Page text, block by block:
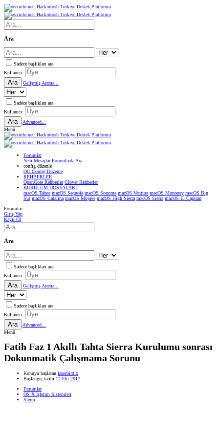
Ara
Sadece başlıkları ara
Kullanıcı:
Ara Gelişmiş Arama...
Sadece başlıkları ara
Kullanıcı:
Ara
Advanced...
Menü
Forumlar
Yeni Mesajlar Forumlarda Ara
confıg düzenle
OC Config Düzenle
REHBERLER
OpenCore Rehberler Clover Rehberler
KURULUM DOSYALARI
macOS Tahoe macOS Sequoia macOS Sonoma macOS Ventura macOS Monterey macOS Big
Sur macOS Catalina macOS Mojave macOS High Sierra macOS Sierra macOS El Capitan
Forumlar
Giriş Yap
Kayıt Ol
Ara
Sadece başlıkları ara
Kullanıcı:
Ara Gelişmiş Arama...
Sadece başlıkları ara
Kullanıcı:
Ara
Advanced...
Menü
Fatih Faz 1 Akıllı Tahta Sierra Kurulumu sonrası
Dokunmatik Çalışmama Sorunu
Konuyu başlatan laserbird.x
Başlangıç tarihi 12 Eki 2017
Forumlar
OS X İşletim Sistemleri
Sierra